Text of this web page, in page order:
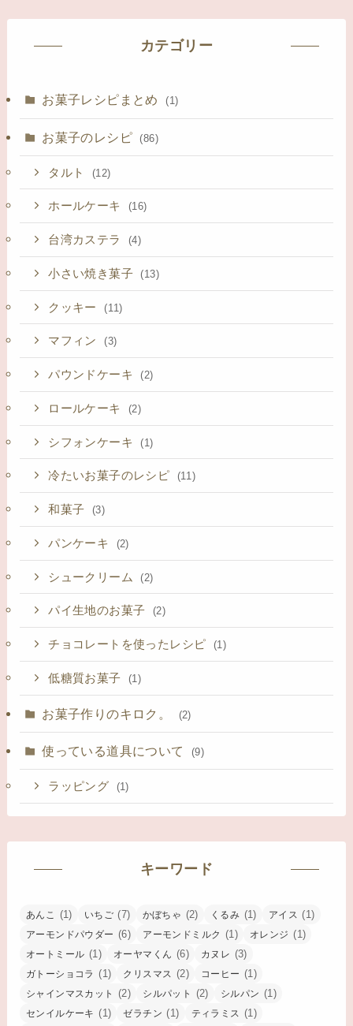
カテゴリー
お菓子レシピまとめ (1)
お菓子のレシピ (86)
タルト (12)
ホールケーキ (16)
台湾カステラ (4)
小さい焼き菓子 (13)
クッキー (11)
マフィン (3)
パウンドケーキ (2)
ロールケーキ (2)
シフォンケーキ (1)
冷たいお菓子のレシピ (11)
和菓子 (3)
パンケーキ (2)
シュークリーム (2)
パイ生地のお菓子 (2)
チョコレートを使ったレシピ (1)
低糖質お菓子 (1)
お菓子作りのキロク。 (2)
使っている道具について (9)
ラッピング (1)
キーワード
あんこ (1) いちご (7) かぼちゃ (2) くるみ (1) アイス (1)
アーモンドパウダー (6) アーモンドミルク (1) オレンジ (1)
オートミール (1) オーヤマくん (6) カヌレ (3)
ガトーショコラ (1) クリスマス (2) コーヒー (1)
シャインマスカット (2) シルパット (2) シルパン (1)
センイルケーキ (1) ゼラチン (1) ティラミス (1)